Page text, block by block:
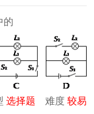
的
选择题 难度 较易